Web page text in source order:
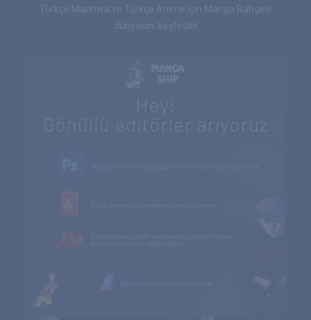
Türkçe Manhwa ve Türkçe Anime için Manga Bahçesi
dünyasını keşfedin!